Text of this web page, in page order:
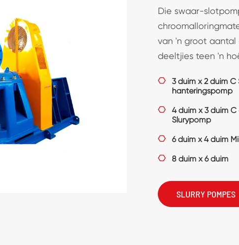
Die vertikale
sleepweerstande
bedryfskoste

40PV Heavy Duty
uitbreidingskas

65QV Rubber
trekpank

100RV Semi-